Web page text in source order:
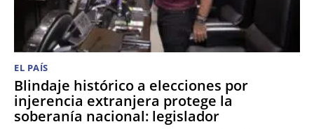
EL PAÍS
Blindaje histórico a elecciones por
injerencia extranjera protege la
soberanía nacional: legislador